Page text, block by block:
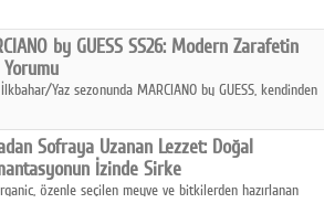
ve eğitici aktivite ürünleriyle dinamik bir biçimde
by GUESS SS26: Modern Zarafetin
Yaz sezonunda MARCIANO by GUESS, kendinden
Sofraya Uzanan Lezzet: Doğal
İzinde Sirke
özenle seçilen meyve ve bitkilerden hazırlanan